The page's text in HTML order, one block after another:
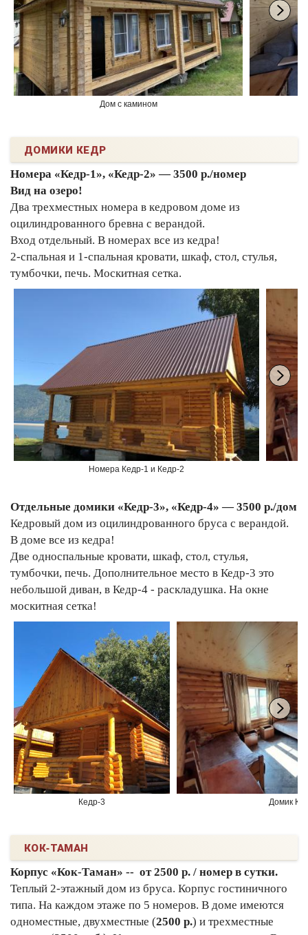
Дом с камином
ДОМИКИ КЕДР
Номера «Кедр-1», «Кедр-2» — 3500 р./номер
Вид на озеро!
Два трехместных номера в кедровом доме из
оцилиндрованного бревна с верандой.
Вход отдельный. В номерах все из кедра!
2-спальная и 1-спальная кровати, шкаф, стол, стулья,
тумбочки, печь. Москитная сетка.
Номера Кедр-1 и Кедр-2
Отдельные домики «Кедр-3», «Кедр-4» — 3500 р./дом
Кедровый дом из оцилиндрованного бруса с верандой.
В доме все из кедра!
Две односпальные кровати, шкаф, стол, стулья,
тумбочки, печь. Дополнительное место в Кедр-3 это
небольшой диван, в Кедр-4 - раскладушка. На окне
москитная сетка!
Кедр-3 Домик
КОК-ТАМАН
Корпус «Кок-Таман» -- от 2500 р. / номер в сутки.
Теплый 2-этажный дом из бруса. Корпус гостиничного
типа. На каждом этаже по 5 номеров. В доме имеются
одноместные, двухместные (2500 р.) и трехместные